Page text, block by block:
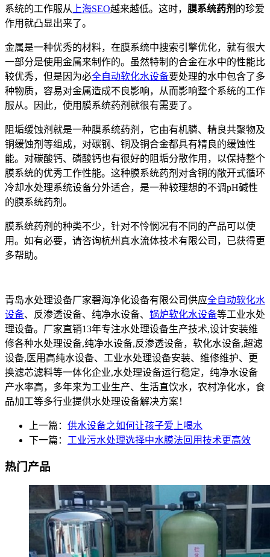
系统的工作服从 上海SEO越来越低。这时， 膜系统药剂 的珍爱
作用就凸显出来了。
金属是一种优秀的材料，在膜系统中搜索引擎优化，就有很大
一部分是使用金属来制作的。虽然特制的合金在水中的性能比
较优秀，但是因为必全自动软化水设备要处理的水中包含了多
种物质，容易对金属造成不良影响，从而影响整个系统的工作
服从。因此，使用膜系统药剂就很有需要了。
阻垢缓蚀剂就是一种膜系统药剂，它由有机膦、精良共聚物及
铜缓蚀剂等组成，对碳钢、铜及铜合金都具有精良的缓蚀性
能。对碳酸钙、磷酸钙也有很好的阻垢分散作用，以保持整个
膜系统的优秀工作性能。这种膜系统药剂对含铜的敞开式循环
冷却水处理系统设备分外适合，是一种较理想的不调pH碱性
的膜系统药剂。
膜系统药剂的种类不少，针对不怜悯况有不同的产品可以使
用。如有必要，请咨询杭州真水流体技术有限公司，已获得更
多帮助。
青岛水处理设备厂家碧海净化设备有限公司供应全自动软化水
设备、反渗透设备、纯净水设备、 锅炉软化水设备等工业水处
理设备。厂家直销13年专注水处理设备生产技术,设计安装维
修各种水处理设备,纯净水设备,反渗透设备，软化水设备,超滤
设备,医用高纯水设备、工业水处理设备安装、维修维护、更
换滤芯滤料等一体化企业,水处理设备运行稳定，纯净水设备
产水率高，多年来为工业生产、生活直饮水，农村净化水，食
品加工等多行业提供水处理设备解决方案！
上一篇： 供水设备之如何让孩子爱上喝水
下一篇： 工业污水处理选择中水膜法回用技术更高效
热门产品